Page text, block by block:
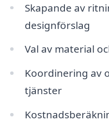
Skapande av
designförslag
Val av material
Koordinering av
tjänster